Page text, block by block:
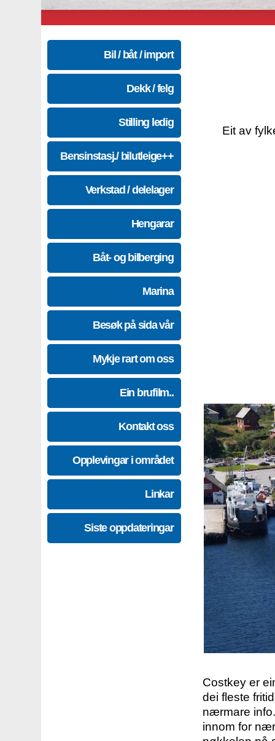
Bil / båt / import
Dekk / felg
Stilling ledig
Bensinstasj./ bilutleige++
Verkstad / delelager
Hengarar
Båt- og bilberging
Marina
Besøk på sida vår
Mykje rart om oss
Ein brufilm..
Kontakt oss
Opplevingar i området
Linkar
Siste oppdateringar
Eit av
Costkey er
dei fleste
nærmare
innom for